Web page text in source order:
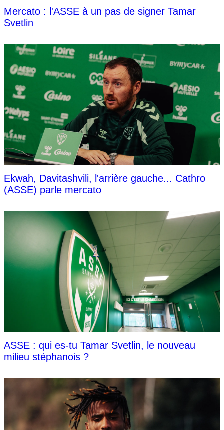
Mercato : l'ASSE à un pas de signer Tamar
Svetlin
Ekwah, Davitashvili, l'arrière gauche... Cathro
(ASSE) parle mercato
ASSE : qui es-tu Tamar Svetlin, le nouveau
milieu stéphanois ?